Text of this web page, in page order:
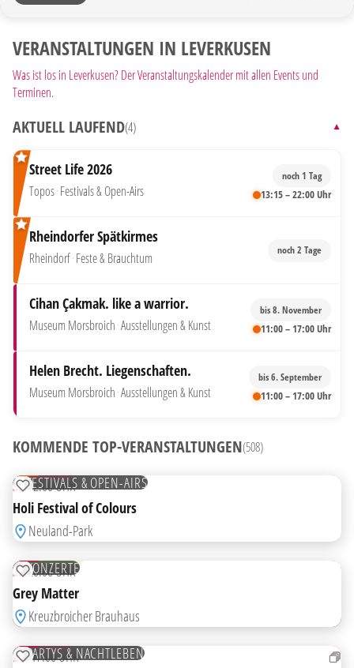
VERANSTALTUNGEN IN LEVERKUSEN
Was ist los in Leverkusen? Der Veranstaltungskalender mit allen Events und
Terminen.
AKTUELL LAUFEND(4) ▼
Street Life 2026
Topos·Festivals & Open-Airs
noch 1 Tag
13:15 – 22:00 Uhr
Rheindorfer Spätkirmes
Rheindorf·Feste & Brauchtum noch 2 Tage
Cihan Çakmak. like a warrior.
Museum Morsbroich·Ausstellungen & Kunst
bis 8. November
11:00 – 17:00 Uhr
Helen Brecht. Liegenschaften.
Museum Morsbroich·Ausstellungen & Kunst
bis 6. September
11:00 – 17:00 Uhr
KOMMENDE TOP-VERANSTALTUNGEN(508)
HIGHLIGHT
08
FESTIVALS & OPEN-AIRS
ZUR MERKLISTE HINZUFÜGEN
SA12:00 UHR
Holi Festival of Colours
Neuland-Park
08
KONZERTE
ZUR MERKLISTE HINZUFÜGEN
SA20:00 UHR
Grey Matter
Kreuzbroicher Brauhaus
13
PARTYS & NACHTLEBEN
ZUR MERKLISTE HINZUFÜGEN
DO17:00 UHR